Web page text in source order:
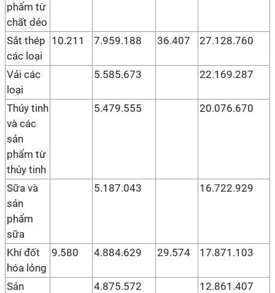
phẩm từ
chất dẻo
Sắt thép
các loại
10.211 7.959.188 36.407 27.128.760
Vải các
loại
5.585.673 22.169.287
Thủy tinh
và các
sản
phẩm từ
thủy tinh
5.479.555 20.076.670
Sữa và
sản
phẩm
sữa
5.187.043 16.722.929
Khí đốt
hóa lỏng
9.580 4.884.629 29.574 17.871.103
Sản
4.875.572 12.861.407